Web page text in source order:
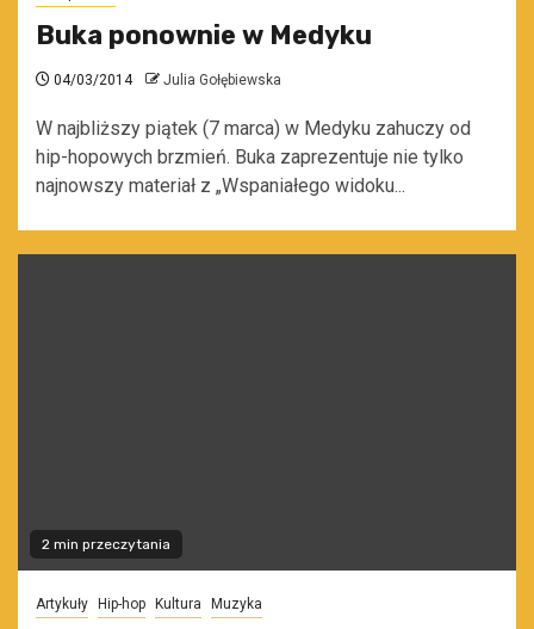
Buka ponownie w Medyku
04/03/2014 Julia Gołębiewska
W najbliższy piątek (7 marca) w Medyku zahuczy od
hip-hopowych brzmień. Buka zaprezentuje nie tylko
najnowszy materiał z „Wspaniałego widoku...
2 min przeczytania
Artykuły Hip-hop Kultura Muzyka